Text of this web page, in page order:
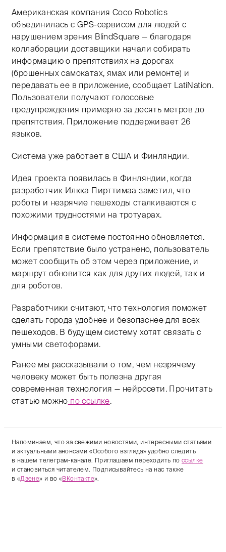
Американская компания Coco Robotics
объединилась с GPS-сервисом для людей с
нарушением зрения BlindSquare — благодаря
коллаборации доставщики начали собирать
информацию о препятствиях на дорогах
(брошенных самокатах, ямах или ремонте) и
передавать ее в приложение, сообщает LatiNation.
Пользователи получают голосовые
предупреждения примерно за десять метров до
препятствия. Приложение поддерживает 26
языков.
Система уже работает в США и Финляндии.
Идея проекта появилась в Финляндии, когда
разработчик Илкка Пирттимаа заметил, что
роботы и незрячие пешеходы сталкиваются с
похожими трудностями на тротуарах.
Информация в системе постоянно обновляется.
Если препятствие было устранено, пользователь
может сообщить об этом через приложение, и
маршрут обновится как для других людей, так и
для роботов.
Разработчики считают, что технология поможет
сделать города удобнее и безопаснее для всех
пешеходов. В будущем систему хотят связать с
умными светофорами.
Ранее мы рассказывали о том, чем незрячему
человеку может быть полезна другая
современная технология — нейросети. Прочитать
статью можно по ссылке.
Напоминаем, что за свежими новостями, интересными статьями
и актуальными анонсами «Особого взгляда» удобно следить
в нашем телеграм-канале. Приглашаем переходить по ссылке
и становиться читателем. Подписывайтесь на нас также
в «Дзене» и во « ВКонтакте».